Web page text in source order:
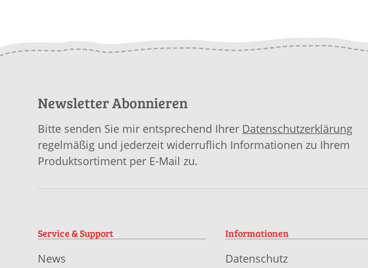
download
Newsletter Abonnieren
Bitte senden Sie mir entsprechend Ihrer Datenschutzerklärung
regelmäßig und jederzeit widerruflich Informationen zu Ihrem
Produktsortiment per E-Mail zu.
Service & Support
News
Informationen
Datenschutz